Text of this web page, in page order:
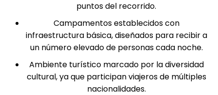
puntos del recorrido.
Campamentos establecidos con
infraestructura básica, diseñados para recibir a
un número elevado de personas cada noche.
Ambiente turístico marcado por la diversidad
cultural, ya que participan viajeros de múltiples
nacionalidades.